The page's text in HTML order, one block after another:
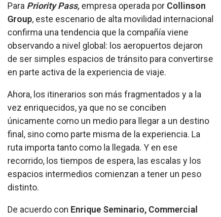
Para Priority Pass, empresa operada por Collinson
Group, este escenario de alta movilidad internacional
confirma una tendencia que la compañía viene
observando a nivel global: los aeropuertos dejaron
de ser simples espacios de tránsito para convertirse
en parte activa de la experiencia de viaje.
Ahora, los itinerarios son más fragmentados y a la
vez enriquecidos, ya que no se conciben
únicamente como un medio para llegar a un destino
final, sino como parte misma de la experiencia. La
ruta importa tanto como la llegada. Y en ese
recorrido, los tiempos de espera, las escalas y los
espacios intermedios comienzan a tener un peso
distinto.
De acuerdo con Enrique Seminario, Commercial